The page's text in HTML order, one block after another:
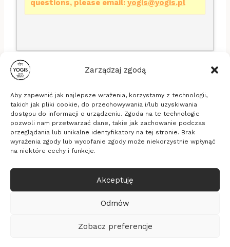
Zarządzaj zgodą
Aby zapewnić jak najlepsze wrażenia, korzystamy z technologii,
takich jak pliki cookie, do przechowywania i/lub uzyskiwania
dostępu do informacji o urządzeniu. Zgoda na te technologie
pozwoli nam przetwarzać dane, takie jak zachowanie podczas
przeglądania lub unikalne identyfikatory na tej stronie. Brak
wyrażenia zgody lub wycofanie zgody może niekorzystnie wpłynąć
na niektóre cechy i funkcje.
Akceptuję
Odmów
Zobacz preferencje
questions, please email: yogis@yogis.pl
Stowarzyszenie Yogis
ul. Długa 16b/33, 53-658 Wrocław
KRS: 0000635494, NIP: 8971828289, REGON:
© 2026 Yogis - medytacja, relaksacja, zdrowie
Pixelmarketing
Kalendarz
Polityka prywatności